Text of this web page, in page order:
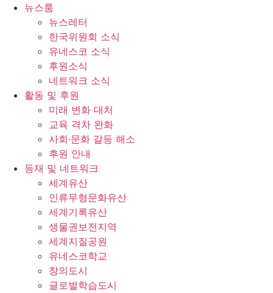
뉴스룸
뉴스레터
한국위원회 소식
유네스코 소식
후원소식
네트워크 소식
활동 및 후원
미래 변화 대처
교육 격차 완화
사회∙문화 갈등 해소
후원 안내
등재 및 네트워크
세계유산
인류무형문화유산
세계기록유산
생물권보전지역
세계지질공원
유네스코학교
창의도시
글로벌학습도시